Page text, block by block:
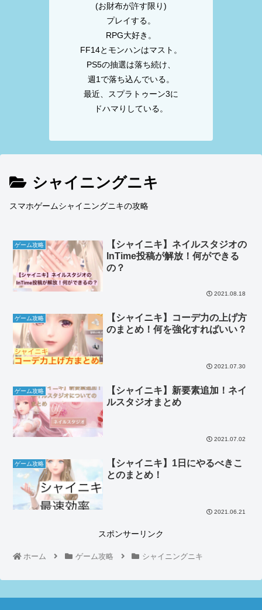
(お財布が許す限り)
プレイする。
RPG大好き。
FF14とモンハンはマスト。
PS5の抽選は落ち続け、
週1で落ち込んでいる。
最近、スプラトゥーン3に
ドハマりしている。
シャイニングニキ
スマホゲームシャイニングニキの攻略
ゲーム攻略
【シャイニキ】ネイルスタジオの
InTime投稿が解放！何ができる
の？
2021.08.18
ゲーム攻略
【シャイニキ】コーデ力の上げ方
のまとめ！何を強化すればいい？
2021.07.30
ゲーム攻略
【シャイニキ】新要素追加！ネイ
ルスタジオまとめ
2021.07.02
ゲーム攻略
【シャイニキ】1日にやるべきこ
とのまとめ！
2021.06.21
スポンサーリンク
ホーム ゲーム攻略 シャイニングニキ